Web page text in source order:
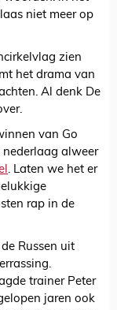
niet meer op
zien
het drama van
Al denk De
van Go
nederlaag alweer
. Laten we het er
rap in de
Russen uit
trainer Peter
jaren ook